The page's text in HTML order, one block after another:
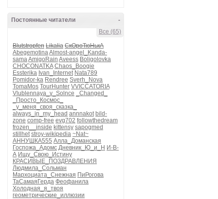
-
Постоянные читатели
Все (65)
Blutstropfen Likalia СкОроТюНькА
AbegemotinaAlmost-angel_Kanda-
samaAmigoRain Aveess Boligolovka
CHOCONATKA Chaos_Boogie
Essterika Ivan_Internet Nata789
Pomidor-ka Rendree Sverh_Nova
TomaMos TourHunter VVICCATORIA
Vlublennaya_v_Solnce
_Changed_
_Просто_Космос_
_у_меня_своя_сказка_
always_in_my_head annnakot bild-
zone comp-free evg702 followthedream
frozen__inside kittensy sapogmed
stillhet stroy-wikipedia ~Nat~
АННУШКА555 Алла_Доманская
Госпожа_Адомс Дневник_Ю_и_Н И-В-
А Ищу_Свою_Истину
КРАСИВЫЕ_ПОЗДРАВЛЕНИЯ
Людмила_Сольман
Мархоциата_Снежная ПиРогова
ТаСамаяГерда Феофанила
Холодная_я_твоя
геометрические_иллюзии